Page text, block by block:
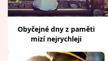
Obyčejné dny z paměti
mizí nejrychleji